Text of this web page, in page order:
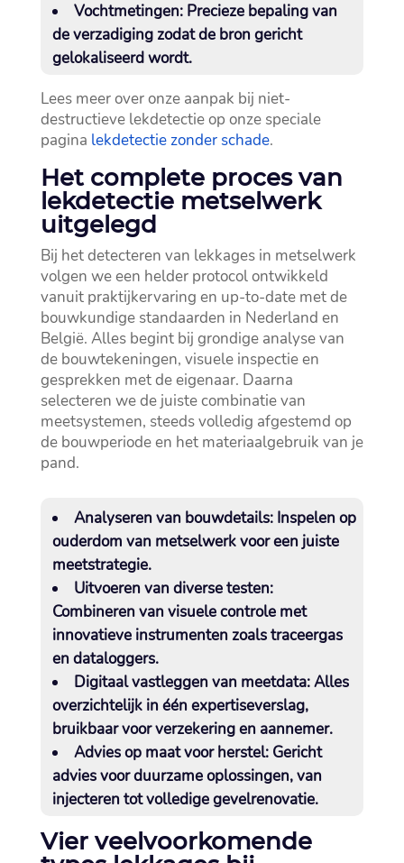
Vochtmetingen: Precieze bepaling van
de verzadiging zodat de bron gericht
gelokaliseerd wordt.​
Lees meer over onze aanpak bij niet-
destructieve lekdetectie op onze speciale
pagina lekdetectie zonder schade.​
Het complete proces van
lekdetectie metselwerk
uitgelegd
Bij het detecteren van lekkages in metselwerk
volgen we een helder protocol ontwikkeld
vanuit praktijkervaring en up-to-date met de
bouwkundige standaarden in Nederland en
België.​ Alles begint bij grondige analyse van
de bouwtekeningen, visuele inspectie en
gesprekken met de eigenaar.​ Daarna
selecteren we de juiste combinatie van
meetsystemen, steeds volledig afgestemd op
de bouwperiode en het materiaalgebruik van je
pand.​
Analyseren van bouwdetails: Inspelen op
ouderdom van metselwerk voor een juiste
meetstrategie.​
Uitvoeren van diverse testen:
Combineren van visuele controle met
innovatieve instrumenten zoals traceergas
en dataloggers.​
Digitaal vastleggen van meetdata: Alles
overzichtelijk in één expertiseverslag,
bruikbaar voor verzekering en aannemer.​
Advies op maat voor herstel: Gericht
advies voor duurzame oplossingen, van
injecteren tot volledige gevelrenovatie.​
Vier veelvoorkomende